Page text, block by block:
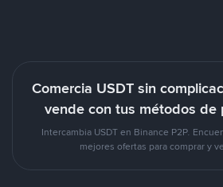
Comercia USDT sin
vende con tus métodos de
Intercambia USDT en Binance P2P.
mejores ofertas para comprar y